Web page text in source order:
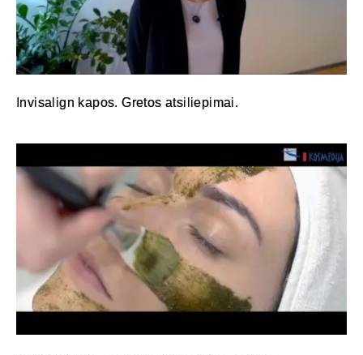
Invisalign kapos. Gretos atsiliepimai.